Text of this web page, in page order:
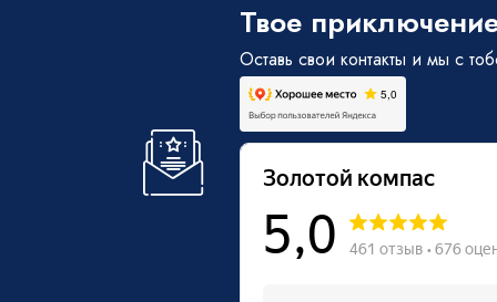
Твое
Оставь свои контакты и мы с